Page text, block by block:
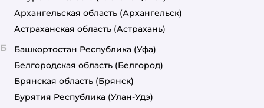
Архангельская область (Архангельск)
Астраханская область (Астрахань)
Б Башкортостан Республика (Уфа)
Белгородская область (Белгород)
Брянская область (Брянск)
Бурятия Республика (Улан-Удэ)